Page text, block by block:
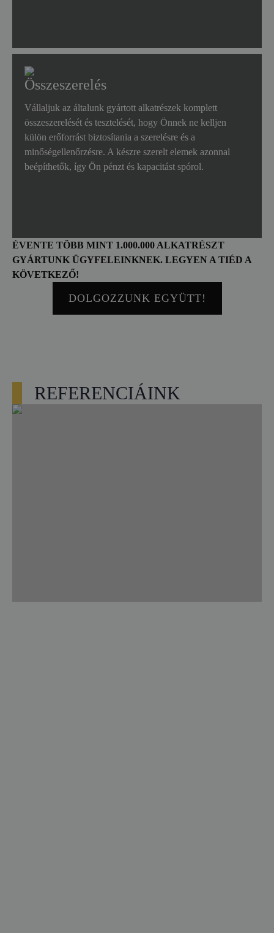
Összeszerelés
Vállaljuk az általunk gyártott alkatrészek komplett
összeszerelését és tesztelését, hogy Önnek ne kelljen
külön erőforrást biztosítania a szerelésre és a
minőségellenőrzésre. A készre szerelt elemek azonnal
beépíthetők, így Ön pénzt és kapacitást spórol.
ÉVENTE TÖBB MINT 1.000.000 ALKATRÉSZT
GYÁRTUNK ÜGYFELEINKNEK​. LEGYEN A TIÉD A
KÖVETKEZŐ!
DOLGOZZUNK EGYÜTT!
REFERENCIÁINK